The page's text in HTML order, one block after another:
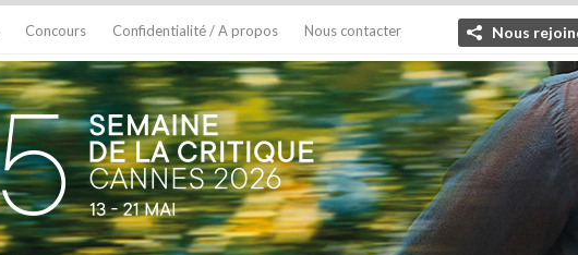
Concours Confidentialité / A propos Nous contacter Nous